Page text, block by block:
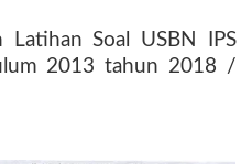
Soal USBN IPS
2013 tahun 2018 /